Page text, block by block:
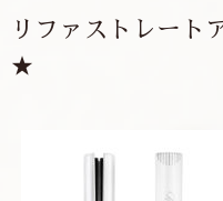
リファストレート
★